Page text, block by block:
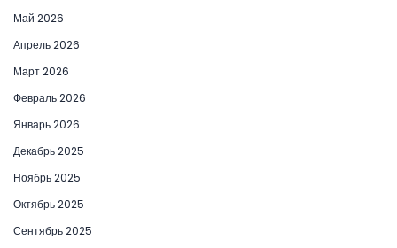
Май 2026
Апрель 2026
Март 2026
Февраль 2026
Январь 2026
Декабрь 2025
Ноябрь 2025
Октябрь 2025
Сентябрь 2025